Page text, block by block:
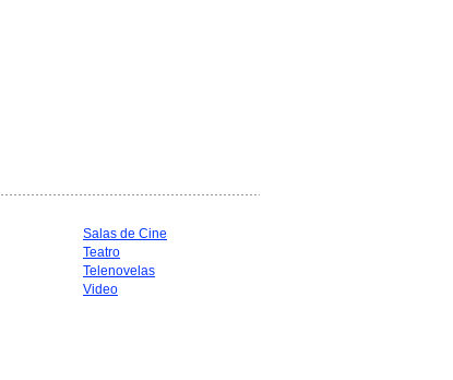
Salas de Cine
Teatro
Telenovelas
Video